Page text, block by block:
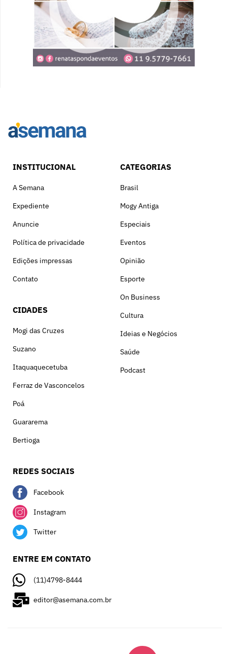
INSTITUCIONAL
A Semana
Expediente
Anuncie
Política de privacidade
Edições impressas
Contato
CIDADES
Mogi das Cruzes
Suzano
Itaquaquecetuba
Ferraz de Vasconcelos
Poá
Guararema
Bertioga
CATEGORIAS
Brasil
Mogy Antiga
Especiais
Eventos
Opinião
Esporte
On Business
Cultura
Ideias e Negócios
Saúde
Podcast
REDES SOCIAIS
Facebook
Instagram
Twitter
ENTRE EM CONTATO
(11)4798-8444
editor@asemana.com.br